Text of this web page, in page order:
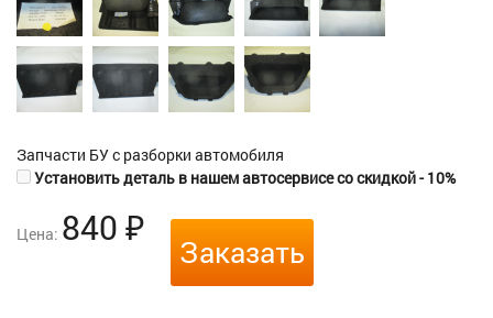
Запчасти БУ с разборки автомобиля
Установить деталь в нашем автосервисе со скидкой - 10%
Цена: 840 ₽
Заказать